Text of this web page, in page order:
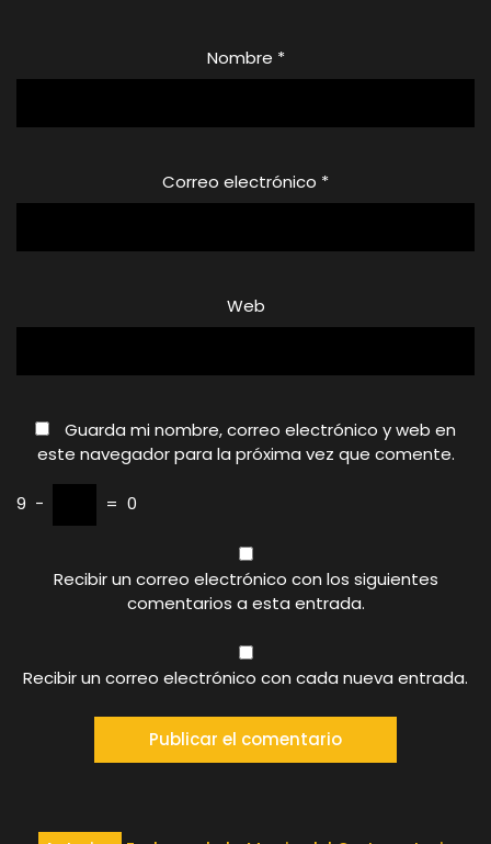
Nombre *
Correo electrónico *
Web
Guarda mi nombre, correo electrónico y web en
este navegador para la próxima vez que comente.
9 − = 0
Recibir un correo electrónico con los siguientes
comentarios a esta entrada.
Recibir un correo electrónico con cada nueva entrada.